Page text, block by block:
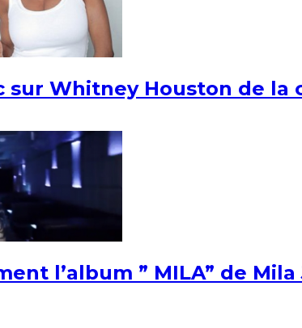
sur Whitney Houston de la
l’album ” MILA” de Mila